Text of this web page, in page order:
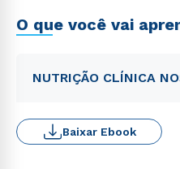
O que você vai
NUTRIÇÃO CLÍNICA
Baixar Ebook